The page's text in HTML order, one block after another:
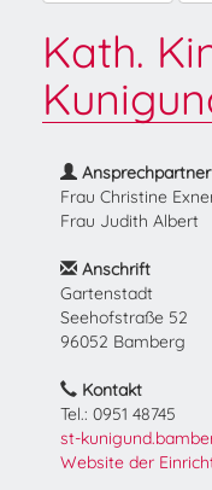
Kath.
Ansprechpartner
Frau Christine
Frau Judith Albert
Anschrift
Gartenstadt
Seehofstraße 52
96052 Bamberg
Kontakt
Tel.: 0951 48745
st-
Website der